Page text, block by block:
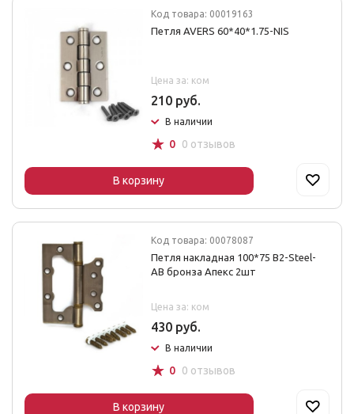
Код товара: 00019163
Петля AVERS 60*40*1.75-NIS
Цена за: ком
210 руб.
В наличии
☆ 0 0 отзывов
В корзину
Код товара: 00078087
Петля накладная 100*75 B2-Steel-
AB бронза Апекс 2шт
Цена за: ком
430 руб.
В наличии
☆ 0 0 отзывов
В корзину